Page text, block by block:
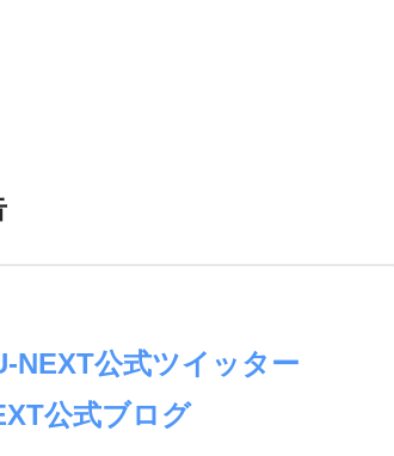
NEXT公式ツイッター
公式ブログ